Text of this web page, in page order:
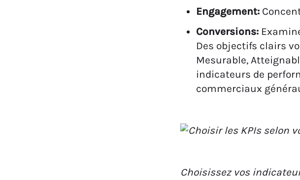
Engagement:
Conversions:
Des objectifs clairs
Mesurable,
indicateurs de
commerciaux
Choisissez vos